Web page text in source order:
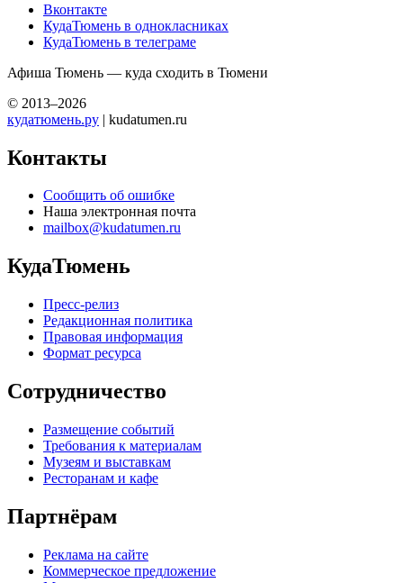
Вконтакте
КудаТюмень в однокласниках
КудаТюмень в телеграме
Афиша Тюмень — куда сходить в Тюмени
© 2013–2026
кудатюмень.ру | kudatumen.ru
Контакты
Сообщить об ошибке
Наша электронная почта
mailbox@kudatumen.ru
КудаТюмень
Пресс-релиз
Редакционная политика
Правовая информация
Формат ресурса
Сотрудничество
Размещение событий
Требования к материалам
Музеям и выставкам
Ресторанам и кафе
Партнёрам
Реклама на сайте
Коммерческое предложение